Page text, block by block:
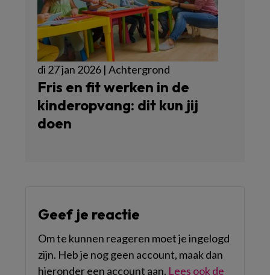
di 27 jan 2026 | Achtergrond
Fris en fit werken in de
kinderopvang: dit kun jij
doen
Geef je reactie
Om te kunnen reageren moet je ingelogd
zijn. Heb je nog geen account, maak dan
hieronder een account aan. Lees ook de